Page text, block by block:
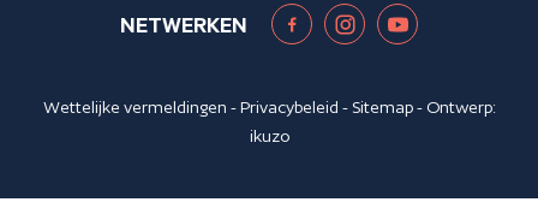
NETWERKEN
Wettelijke vermeldingen -Privacybeleid - Sitemap- Ontwerp:
ikuzo